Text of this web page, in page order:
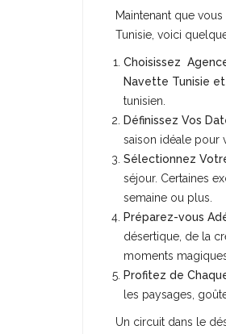
Maintenant que
Tunisie, voici
Choisissez
Navette Tunisie et
tunisien.
Définissez Vos
saison idéale pour
Sélectionnez
séjour. Certaines
semaine ou plus.
Préparez-vous
désertique, de la
moments
Profitez de
les paysages,
Un circuit dans le